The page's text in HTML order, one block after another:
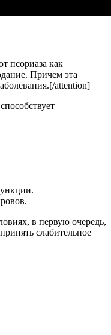
псориаза как
Причем эта
attention]
в первую очередь,
слабительное